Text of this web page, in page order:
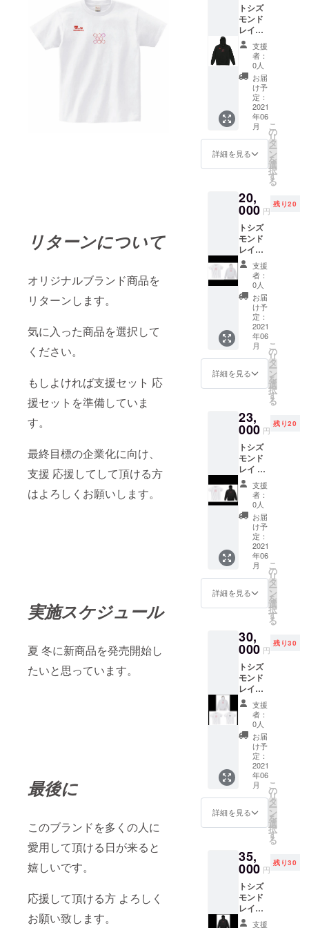
リターンについて
オリジナルブランド商品を
リターンします。
気に入った商品を選択して
ください。
もしよければ支援セット 応
援セットを準備していま
す。
最終目標の企業化に向け、
支援 応援してして頂ける方
はよろしくお願いします。
実施スケジュール
夏 冬に新商品を発売開始し
たいと思っています。
最後に
このブランドを多くの人に
愛用して頂ける日が来ると
嬉しいです。
応援して頂ける方 よろしく
お願い致します。
トシズ
モンド
レイ
(Toshi's
mondor
ey) パー
カー ブ
ラック
サイズ
S M L
素材 綿
100%
ホワイ
トイン
ク
ジェッ
ント
支援
者：
0人
お届
け予
定：
2021
年06
月
詳細を見る
こ
の
リ
タ
ー
ン
を
選
択
す
る
20,
000 円
残り20
トシズ
モンド
レイ支
援セッ
ト T
シャツ
パー
カー ホ
ワイト
サイズ
S M L
素材 綿
100%
インク
ジェッ
トプリ
礼の
メッ
セージ
を送ら
せてい
ただき
ます。
支援
者：
0人
お届
け予
定：
2021
年06
月
詳細を見る
こ
の
リ
タ
ー
ン
を
選
択
す
る
23,
000 円
残り20
トシズ
モンド
レイ 支
援セッ
ト2 T
シャツ
(ホワイ
ト) パー
カー(ブ
ラック)
サイズ
S M L
素材 綿
100% T
シャツ
(インク
トプリ
ント)
パー
カー(ホ
ワイト
インク
ジェッ
トプリ
ント) お
礼の
メッ
セージ
を送ら
せてい
ただき
ます。
支援
者：
0人
お届
け予
定：
2021
年06
月
詳細を見る
こ
の
リ
タ
ー
ン
を
選
択
す
る
30,
000 円
残り30
トシズ
モンド
レイ応
援セッ
ト T
シャツ2
枚 パー
カー ホ
ワイト
サイズ
S M L
素材 綿
100%
インク
ジェッ
トプリ
礼の
メッ
セージ
を送ら
せてい
ただき
ます。
支援
者：
0人
お届
け予
定：
2021
年06
月
詳細を見る
こ
の
リ
タ
ー
ン
を
選
択
す
る
35,
000 円
残り30
トシズ
モンド
レイ応
援セッ
支援